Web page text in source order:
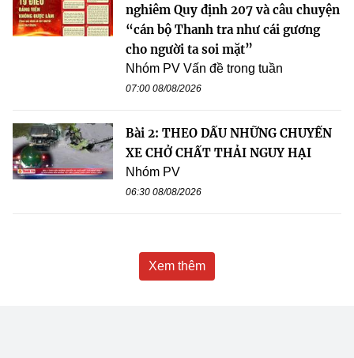
nghiêm Quy định 207 và câu chuyện
“cán bộ Thanh tra như cái gương
cho người ta soi mặt”
Nhóm PV Vấn đề trong tuần
07:00 08/08/2026
Bài 2: THEO DẤU NHỮNG CHUYẾN
XE CHỞ CHẤT THẢI NGUY HẠI
Nhóm PV
06:30 08/08/2026
Xem thêm